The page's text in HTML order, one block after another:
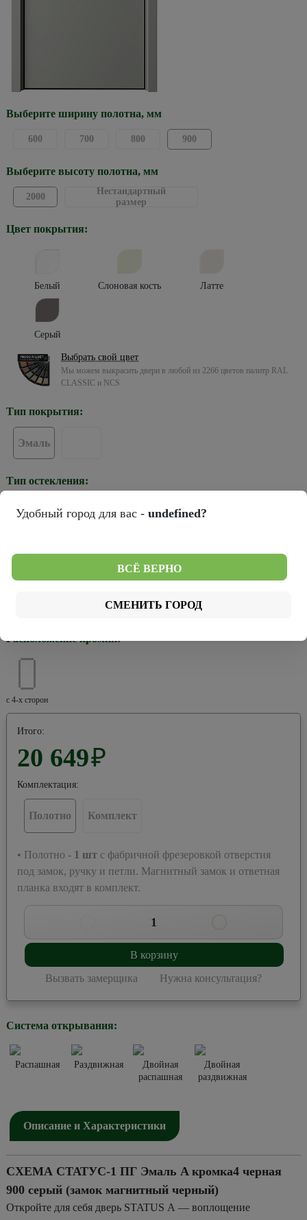
Выберите ширину полотна, мм
600 700 800 900
Выберите высоту полотна, мм
2000
Нестандартный
размер
Цвет покрытия:
Белый Слоновая кость Латте
Серый
Выбрать свой цвет
Мы можем выкрасить двери в любой из 2266 цветов палитр RAL
CLASSIC и NCS
Тип покрытия:
Эмаль
Тип остекления:
Цвет кромки:
Расположение кромки:
с 4-х сторон
Итого:
20 649₽
Комплектация:
Полотно Комплект
• Полотно - 1 шт с фабричной фрезеровкой отверстия
под замок, ручку и петли. Магнитный замок и ответная
планка входят в комплект.
1
В корзину
Вызвать замерщика Нужна консультация?
Система открывания:
Распашная Раздвижная
Двойная
распашная
Двойная
раздвижная
Описание и Характеристики
СХЕМА СТАТУС-1 ПГ Эмаль A кромка4 черная
900 серый (замок магнитный черный)
Откройте для себя дверь STATUS А — воплощение
Удобный город для вас - undefined?
ВСЁ ВЕРНО
СМЕНИТЬ ГОРОД